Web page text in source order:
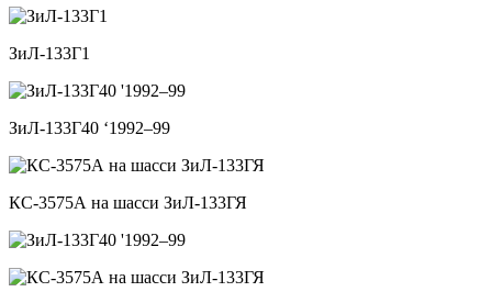
ЗиЛ-133Г1
ЗиЛ-133Г40 ‘1992–99
КС-3575А на шасси ЗиЛ-133ГЯ